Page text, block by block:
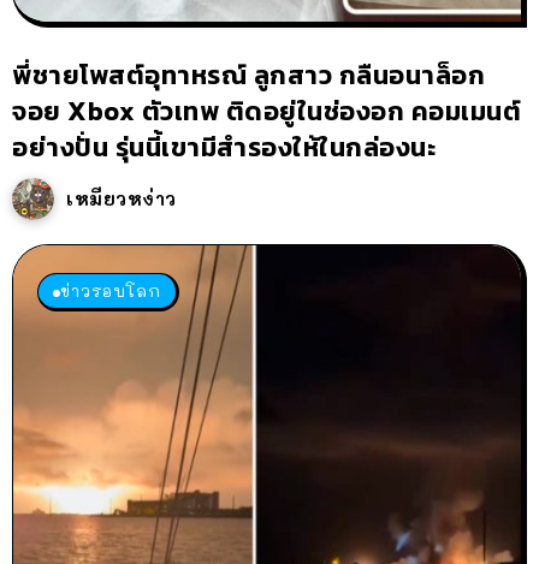
พี่ชายโพสต์อุทาหรณ์ ลูกสาว กลืนอนาล็อก
จอย Xbox ตัวเทพ ติดอยู่ในช่องอก คอมเมนต์
อย่างปั่น รุ่นนี้เขามีสำรองให้ในกล่องนะ
เหมียวหง่าว
ข่าวรอบโลก